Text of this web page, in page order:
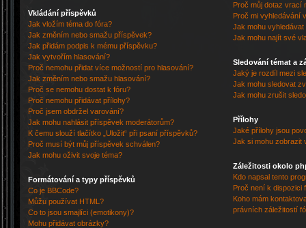
Vkládání příspěvků
Jak vložím téma do fóra?
Jak změním nebo smažu příspěvek?
Jak přidám podpis k mému příspěvku?
Jak vytvořím hlasování?
Proč nemohu přidat více možností pro hlasování?
Jak změním nebo smažu hlasování?
Proč se nemohu dostat k fóru?
Proč nemohu přidávat přílohy?
Proč jsem obdržel varování?
Jak mohu nahlásit příspěvek moderátorům?
K čemu slouží tlačítko „Uložit“ při psaní příspěvků?
Proč musí být můj příspěvek schválen?
Jak mohu oživit svoje téma?
Formátování a typy příspěvků
Co je BBCode?
Můžu používat HTML?
Co to jsou smajlíci (emotikony)?
Mohu přidávat obrázky?
Proč můj dotaz vrací
Proč mi vyhledávání
Jak mohu vyhledávat
Jak mohu najít své
Sledování témat a
Jaký je rozdíl mezi
Jak mohu sledovat
Jak mohu zrušit
Přílohy
Jaké přílohy jsou
Jak si mohu zobrazit
Záležitosti okolo
Kdo napsal tento
Proč není k dispozici
Koho mám
právních záležitostí